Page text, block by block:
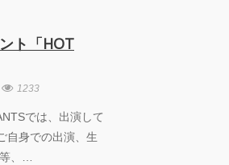
ト「HOT
1233
では、出演して
自身での出演、生
、…